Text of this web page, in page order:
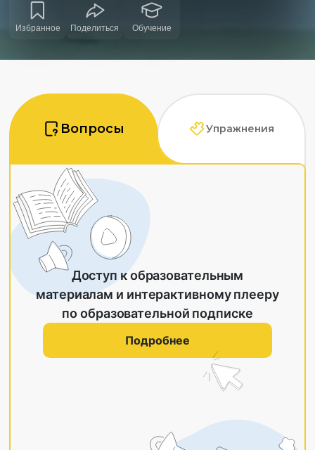
Избранное Поделиться Обучение
Вопросы Упражнения
Доступ к образовательным
материалам и интерактивному плееру
по образовательной подписке
Подробнее